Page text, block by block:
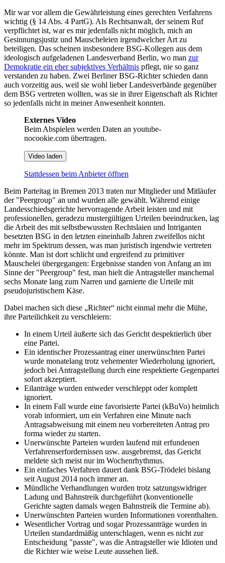
Mir war vor allem die Gewährleistung eines gerechten Verfahrens
wichtig (§ 14 Abs. 4 PartG). Als Rechtsanwalt, der seinem Ruf
verpflichtet ist, war es mir jedenfalls nicht möglich, mich an
Gesinnungsjustiz und Mauscheleien irgendwelcher Art zu
beteiligen. Das scheinen insbesondere BSG-Kollegen aus dem
ideologisch aufgeladenen Landesverband Berlin, wo man zur
Demokratie ein eher subjektives Verhältnis pflegt, nie so ganz
verstanden zu haben. Zwei Berliner BSG-Richter schieden dann
auch vorzeitig aus, weil sie wohl lieber Landesverbände gegenüber
dem BSG vertreten wollten, was sie in ihrer Eigenschaft als Richter
so jedenfalls nicht in meiner Anwesenheit konnten.
Externes Video
Beim Abspielen werden Daten an youtube-
nocookie.com übertragen.
Video laden
Stattdessen beim Anbieter öffnen
Beim Parteitag in Bremen 2013 traten nur Mitglieder und Mitläufer
der "Peergroup" an und wurden alle gewählt. Während einige
Landesschiedsgerichte hervorragende Arbeit leisten und mit
professionellen, geradezu mustergültigen Urteilen beeindrucken, lag
die Arbeit des mit selbstbewussten Rechtslaien und Intriganten
besetzten BSG in den letzten eineinhalb Jahren zweifellos nicht
mehr im Spektrum dessen, was man juristisch irgendwie vertreten
könnte. Man ist dort schlicht und ergreifend zu primitiver
Mauschelei übergegangen: Ergebnisse standen von Anfang an im
Sinne der "Peergroup" fest, man hielt die Antragsteller manchemal
sechs Monate lang zum Narren und garnierte die Urteile mit
pseudojuristischem Käse.
Dabei machen sich diese „Richter“ nicht einmal mehr die Mühe,
ihre Parteilichkeit zu verschleiern:
In einem Urteil äußerte sich das Gericht despektierlich über
eine Partei.
Ein identischer Prozessantrag einer unerwünschten Partei
wurde monatelang trotz vehementer Wiederholung ignoriert,
jedoch bei Antragstellung durch eine respektierte Gegenpartei
sofort akzeptiert.
Eilanträge wurden entweder verschleppt oder komplett
ignoriert.
In einem Fall wurde eine favorisierte Partei (kBuVo) heimlich
vorab informiert, um ein Verfahren eine Minute nach
Antragsabweisung mit einem neu vorbereiteten Antrag pro
forma wieder zu starten.
Unerwünschte Parteien wurden laufend mit erfundenen
Verfahrenserfordernissen usw. ausgebremst, das Gericht
meldete sich meist nur im Wochenrhythmus.
Ein einfaches Verfahren dauert dank BSG-Trödelei bislang
seit August 2014 noch immer an.
Mündliche Verhandlungen wurden trotz satzungswidriger
Ladung und Bahnstreik durchgeführt (konventionelle
Gerichte sagten damals wegen Bahnstreik die Termine ab).
Unerwünschten Parteien wurden Informationen vorenthalten.
Wesentlicher Vortrag und sogar Prozessanträge wurden in
Urteilen standardmäßig unterschlagen, wenn es nicht zur
Entscheidung "passte", was die Antragsteller wie Idioten und
die Richter wie weise Leute aussehen ließ.